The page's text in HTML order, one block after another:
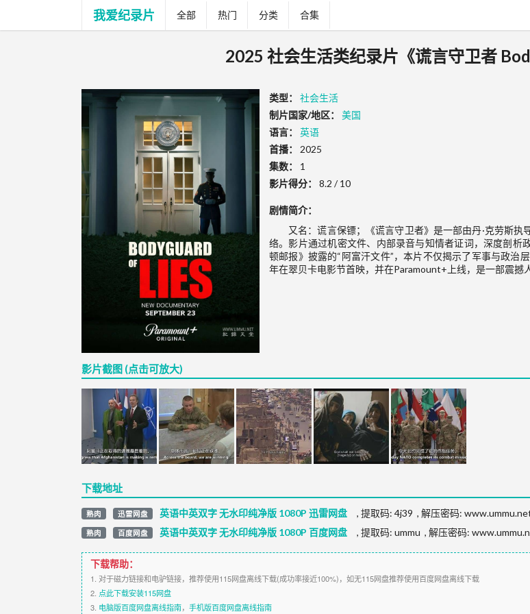
我爱纪录片 全部 热门 分类 合集
2025 社会生活类纪录片《谎言守卫者
类型：
社会生活
制片国家/地区：
美国
语言：
英语
首播：
2025
集数：
1
影片得分：
8.2 / 10
剧情简介：
又名：谎言保镖；《谎言守卫者》是一部由丹·克劳斯
络。影片通过机密文件、内部录音与知情者证词，深度剖
顿邮报》披露的“阿富汗文件”，本片不仅揭示了军事与政治
年在翠贝卡电影节首映，并在Paramount+上线，是一部震撼
影片截图 (点击可放大)
下载地址
熟肉 迅雷网盘 英语中英双字 无水印纯净版 1080P 迅雷网盘 ,提取码:4j39 , 解压密码:
熟肉 百度网盘 英语中英双字 无水印纯净版 1080P 百度网盘 ,提取码:ummu , 解压密码:
下载帮助：
1. 对于磁力链接和电驴链接，推荐使用115网盘离线下载(成功率接近100%)，如无115网盘推荐使用百度网盘离线下载
2. 点此下载安装115网盘
3. 电脑版百度网盘离线指南， 手机版百度网盘离线指南